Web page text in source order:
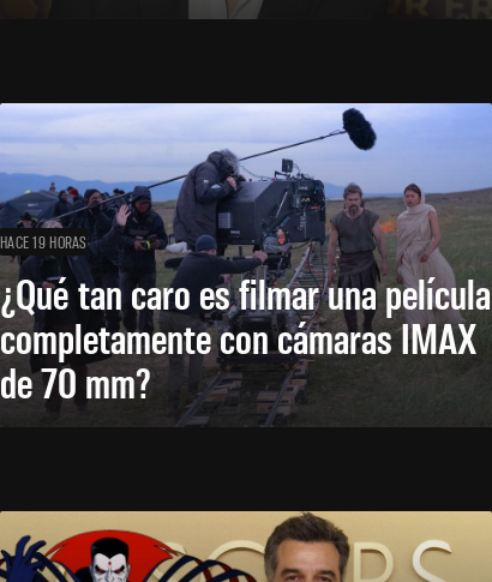
HACE 19 HORAS
¿Qué tan caro es filmar una película
completamente con cámaras IMAX
de 70 mm?